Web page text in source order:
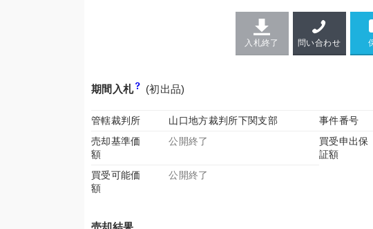
入札終了 問い合わせ
期間入札 (初出品)
管轄裁判所 山口地方裁判所下関支部 事件番号
売却基準価
額
公開終了
買受申出保
証額
買受可能価
額
公開終了
売却結果